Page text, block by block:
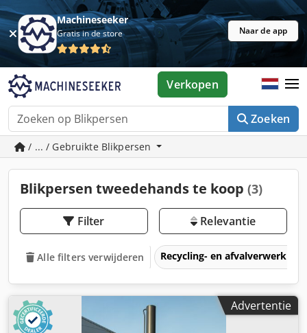
Machineseeker
Gratis in de store Naar de app
Zoeken
Verkopen
/ ... / Gebruikte Blikpersen
Blikpersen tweedehands te koop (3)
Filter Relevantie
Alle filters verwijderen Recycling- en
Advertentie